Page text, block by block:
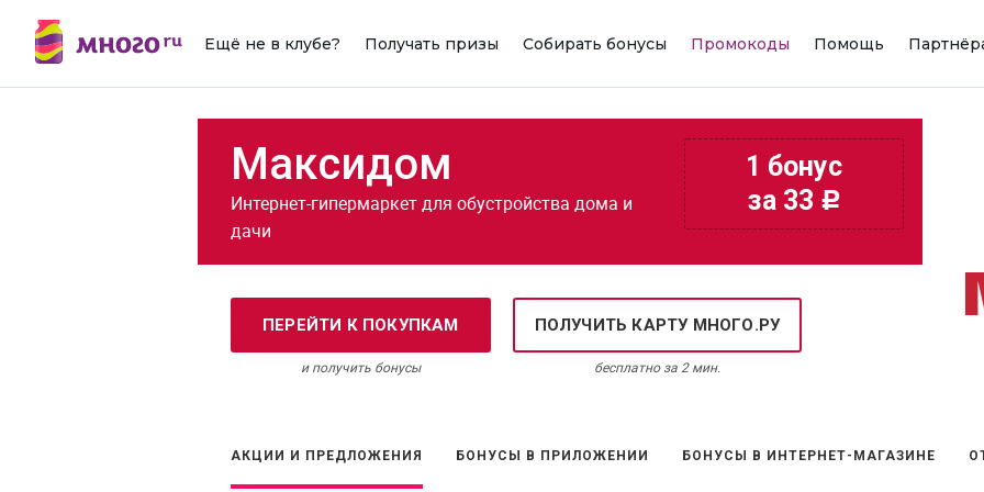
Ещё не в клубе? Получать призы Собирать бонусы Промокоды Помощь
1 бонус
за 33 c
Максидом
Интернет-гипермаркет для обустройства дома и
дачи
ПЕРЕЙТИ К ПОКУПКАМ
и получить бонусы
ПОЛУЧИТЬ КАРТУ МНОГО.РУ
бесплатно за 2 мин.
АКЦИИ И ПРЕДЛОЖЕНИЯ БОНУСЫ В ПРИЛОЖЕНИИ БОНУСЫ В ИНТЕРНЕТ-МАГАЗИНЕ